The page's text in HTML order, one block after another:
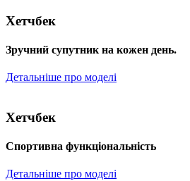
Хетчбек
Зручний супутник на кожен день.
Детальніше про моделі
Хетчбек
Спортивна функціональність
Детальніше про моделі